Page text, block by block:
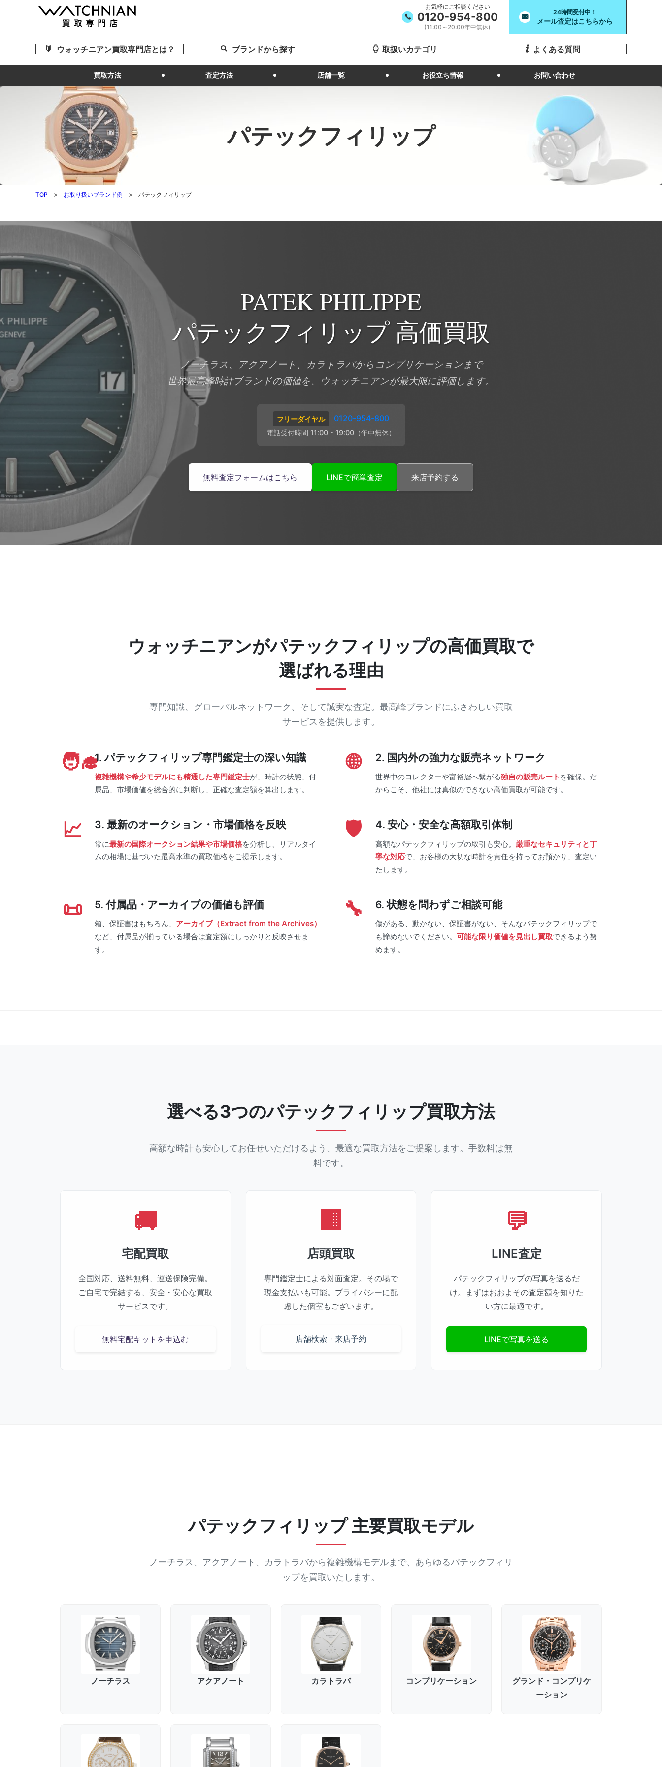
お気軽にご相談ください
0120-954-800
(11:00～20:00年中無休)
24時間受付中！
メール査定はこちらから
ウォッチニアン買取専門店とは？ ブランドから探す 取扱いカテゴリ よくある質問
買取方法 査定方法 店舗一覧 お役立ち情報 お問い合わせ
パテックフィリップ
TOP お取り扱いブランド例 パテックフィリップ
PATEK PHILIPPE
パテックフィリップ 高価買取
ノーチラス、アクアノート、カラトラバからコンプリケーションまで
世界最高峰時計ブランドの価値を、ウォッチニアンが最大限に評価します。
フリーダイヤル 0120-954-800
電話受付時間 11:00 - 19:00（年中無休）
無料査定フォームはこちら LINEで簡単査定 来店予約する
ウォッチニアンがパテックフィリップの高価買取で
選ばれる理由
専門知識、グローバルネットワーク、そして誠実な査定。最高峰ブランドにふさわしい買取
サービスを提供します。
1. パテックフィリップ専門鑑定士の深い知識
複雑機構や希少モデルにも精通した専門鑑定士が、時計の状態、付
属品、市場価値を総合的に判断し、正確な査定額を算出します。
2. 国内外の強力な販売ネットワーク
世界中のコレクターや富裕層へ繋がる独自の販売ルート を確保。だ
からこそ、他社には真似のできない高価買取が可能です。
3. 最新のオークション・市場価格を反映
常に最新の国際オークション結果や市場価格を分析し、リアルタイ
ムの相場に基づいた最高水準の買取価格をご提示します。
4. 安心・安全な高額取引体制
高額なパテックフィリップの取引も安心。 厳重なセキュリティと丁
寧な対応で、お客様の大切な時計を責任を持ってお預かり、査定い
たします。
5. 付属品・アーカイブの価値も評価
箱、保証書はもちろん、 アーカイブ（Extract from the Archives）
など、付属品が揃っている場合は査定額にしっかりと反映させま
す。
6. 状態を問わずご相談可能
傷がある、動かない、保証書がない、そんなパテックフィリップで
も諦めないでください。 可能な限り価値を見出し買取できるよう努
めます。
選べる3つのパテックフィリップ買取方法
高額な時計も安心してお任せいただけるよう、最適な買取方法をご提案します。手数料は無
料です。
宅配買取
全国対応、送料無料、運送保険完備。
ご自宅で完結する、安全・安心な買取
サービスです。
無料宅配キットを申込む
店頭買取
専門鑑定士による対面査定。その場で
現金支払いも可能。プライバシーに配
慮した個室もございます。
店舗検索・来店予約
LINE査定
パテックフィリップの写真を送るだ
け。まずはおおよその査定額を知りた
い方に最適です。
LINEで写真を送る
パテックフィリップ 主要買取モデル
ノーチラス、アクアノート、カラトラバから複雑機構モデルまで、あらゆるパテックフィリ
ップを買取いたします。
ノーチラス アクアノート カラトラバ コンプリケーション
グランド・コンプリケ
ーション